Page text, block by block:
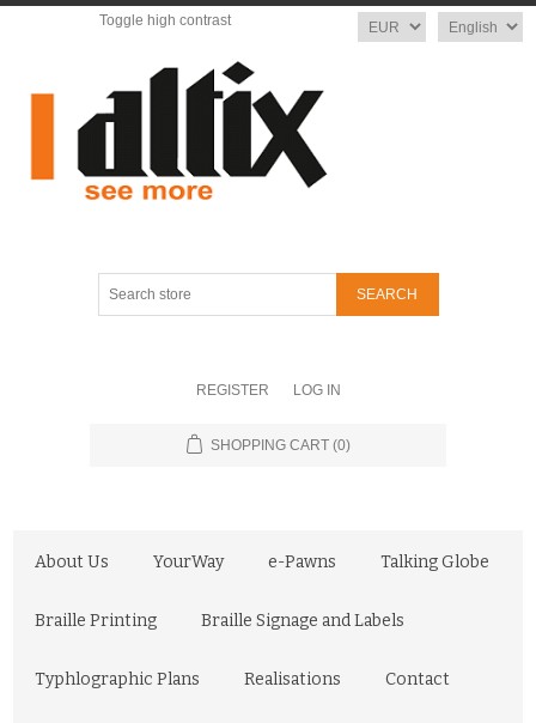
Language
Currency
Toggle high contrast
REGISTER LOG IN
SHOPPING CART (0)
About Us YourWay e-Pawns Talking Globe
Braille Printing Braille Signage and Labels
Typhlographic Plans Realisations Contact